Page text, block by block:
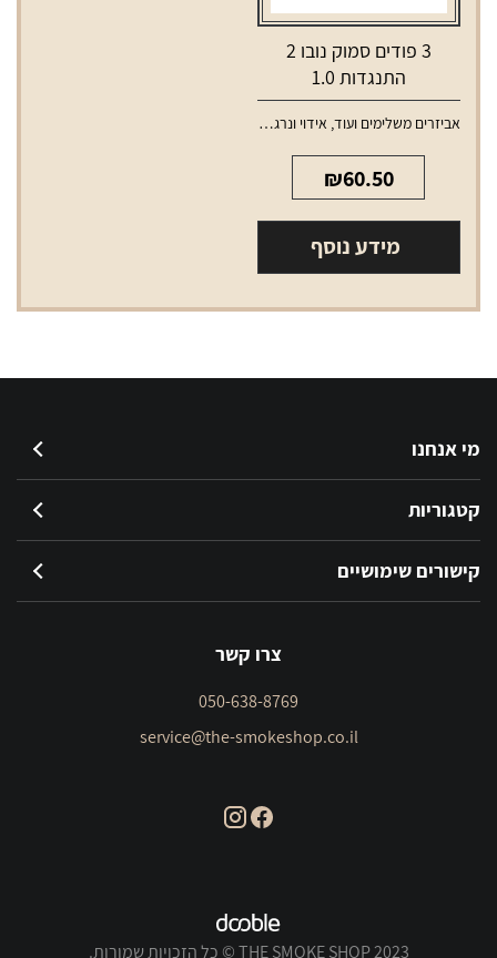
3 פודים סמוק נובו 2
התנגדות 1.0
אביזרים משלימים ועוד, אידוי ונרגילות
₪60.50
מידע נוסף
מי אנחנו
קטגוריות
קישורים שימושיים
צרו קשר
050-638-8769
service@the-smokeshop.co.il
THE SMOKE SHOP 2023 © כל הזכויות שמורות.